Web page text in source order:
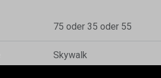
75 oder 35 oder 55
Skywalk